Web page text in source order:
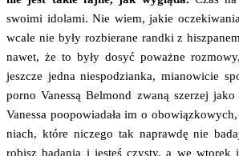
swo­imi ido­la­mi. Nie wiem, jakie
wca­le nie były roz­bie­ra­ne rand­ki z
nawet, że to były dosyć poważ­ne
jesz­cze jed­na nie­spo­dzian­ka, mia­no­wi­cie
por­no Vanes­są Bel­mond zwa­ną sze­rzej
Vanes­sa poopo­wia­da­ła im o
niach, któ­re nicze­go tak napraw­dę nie
robisz bada­nia i jesteś czy­sty, a we wto­rek